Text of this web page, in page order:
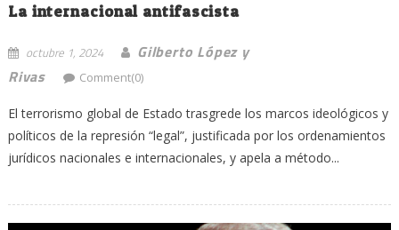
La internacional antifascista
octubre 1, 2024
Gilberto López y
Rivas
Comment(0)
El terrorismo global de Estado trasgrede los marcos ideológicos y
políticos de la represión “legal”, justificada por los ordenamientos
jurídicos nacionales e internacionales, y apela a método...